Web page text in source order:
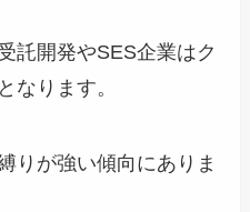
託開発やSES企業はク
なります。
りが強い傾向にありま